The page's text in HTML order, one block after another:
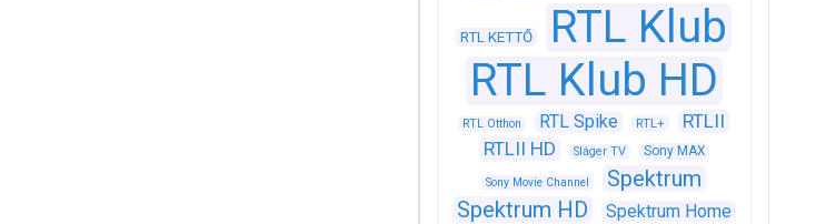
RTL KETTŐ
RTL Klub
RTL Klub HD
RTL Otthon RTL Spike RTL+
RTLII
RTLII HD
Sláger TV Sony MAX
Sony Movie Channel
Spektrum
Spektrum HD
Spektrum Home